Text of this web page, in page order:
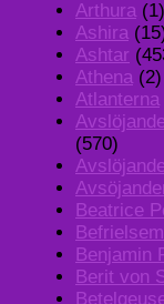
Arthura (1)
Ashira
Ashtar
Athena (2)
Atlanterna
(570)
Beatrice
Benjamin
Berit von